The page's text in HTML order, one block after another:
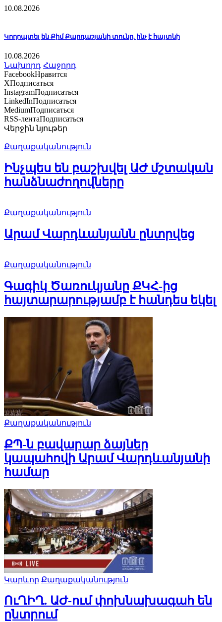
10.08.2026
Կողոպտել են Քիմ Քարդաշյանի տունը. ինչ է հայտնի
10.08.2026
Նախորդ Հաջորդ
FacebookНравится
XПодписаться
InstagramПодписаться
LinkedInПодписаться
MediumПодписаться
RSS-лентаПодписаться
Վերջին նյութեր
Քաղաքականություն
Ինչպես են բաշխվել ԱԺ մշտական
հանձնաժողովները
Քաղաքականություն
Արամ Վարդևանյանն ընտրվեց
Քաղաքականություն
Գագիկ Ծառուկյանը ՔԿՀ-ից
հայտարարությամբ է հանդես եկել
Քաղաքականություն
ՔՊ-ն բավարար ձայներ
կապահովի Արամ Վարդևանյանի
համար
Կարևոր Քաղաքականություն
ՈւՂԻՂ. ԱԺ-ում փոխնախագահ են
ընտրում